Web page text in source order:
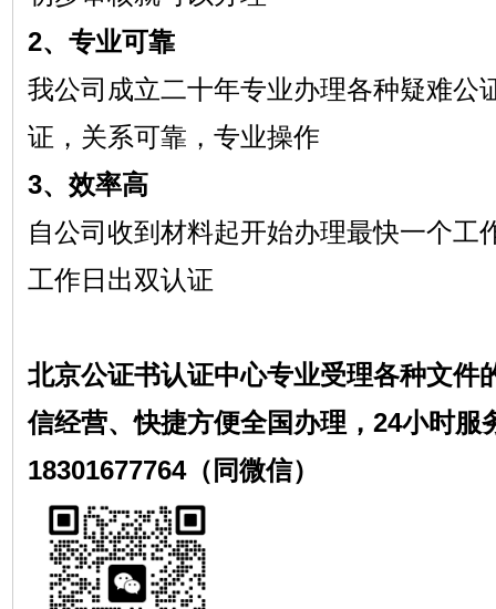
2、专业可靠
我公司成立二十年专业办理各种疑难公
证，关系可靠，专业操作
3、效率高
自公司收到材料起开始办理最快一个工
工作日出双认证
北京公证书认证中心专业受理各种文件
信经营、快捷方便全国办理，24小时服
18301677764（同微信）